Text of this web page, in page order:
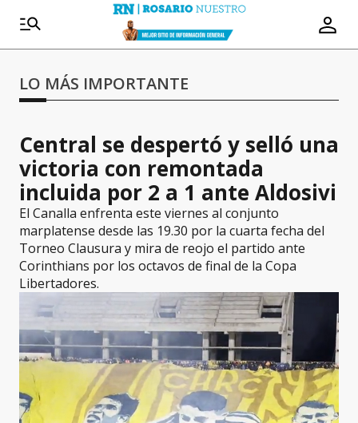
LO MÁS IMPORTANTE
Central se despertó y selló una
victoria con remontada
incluida por 2 a 1 ante Aldosivi
El Canalla enfrenta este viernes al conjunto
marplatense desde las 19.30 por la cuarta fecha del
Torneo Clausura y mira de reojo el partido ante
Corinthians por los octavos de final de la Copa
Libertadores.